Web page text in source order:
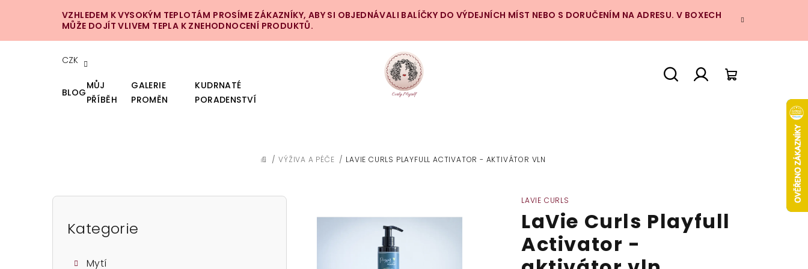
VZHLEDEM K VYSOKÝM TEPLOTÁM PROSÍME ZÁKAZNÍKY, ABY SI OBJEDNÁVALI BALÍČKY DO VÝDEJNÍCH MÍST NEBO S DORUČENÍM NA ADRESU. V BOXECH
MŮŽE DOJÍT VLIVEM TEPLA K ZNEHODNOCENÍ PRODUKTŮ.
CZK
BLOG
MŮJ
PŘÍBĚH
GALERIE
PROMĚN
KUDRNATÉ
PORADENSTVÍ
DOMŮ
/ VÝŽIVA A PÉČE / LAVIE CURLS PLAYFULL ACTIVATOR - AKTIVÁTOR VLN
P
Přeskočit
kategorie
Kategorie
Mytí
LAVIE CURLS
LaVie Curls Playfull
Activator -